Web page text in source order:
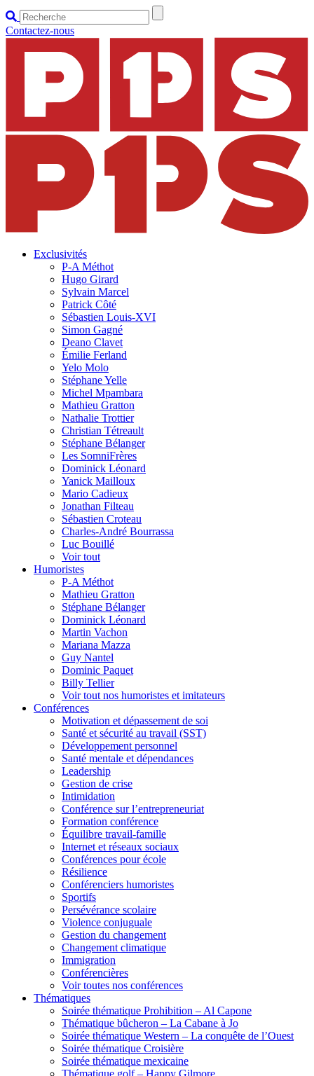
Contactez-nous
Exclusivités
P-A Méthot
Hugo Girard
Sylvain Marcel
Patrick Côté
Sébastien Louis-XVI
Simon Gagné
Deano Clavet
Émilie Ferland
Yelo Molo
Stéphane Yelle
Michel Mpambara
Mathieu Gratton
Nathalie Trottier
Christian Tétreault
Stéphane Bélanger
Les SomniFrères
Dominick Léonard
Yanick Mailloux
Mario Cadieux
Jonathan Filteau
Sébastien Croteau
Charles-André Bourrassa
Luc Bouillé
Voir tout
Humoristes
P-A Méthot
Mathieu Gratton
Stéphane Bélanger
Dominick Léonard
Martin Vachon
Mariana Mazza
Guy Nantel
Dominic Paquet
Billy Tellier
Voir tout nos humoristes et imitateurs
Conférences
Motivation et dépassement de soi
Santé et sécurité au travail (SST)
Développement personnel
Santé mentale et dépendances
Leadership
Gestion de crise
Intimidation
Conférence sur l’entrepreneuriat
Formation conférence
Équilibre travail-famille
Internet et réseaux sociaux
Conférences pour école
Résilience
Conférenciers humoristes
Sportifs
Persévérance scolaire
Violence conjuguale
Gestion du changement
Changement climatique
Immigration
Conférencières
Voir toutes nos conférences
Thématiques
Soirée thématique Prohibition – Al Capone
Thématique bûcheron – La Cabane à Jo
Soirée thématique Western – La conquête de l’Ouest
Soirée thématique Croisière
Soirée thématique mexicaine